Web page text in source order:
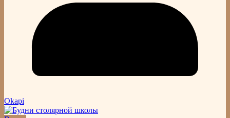
Okapi